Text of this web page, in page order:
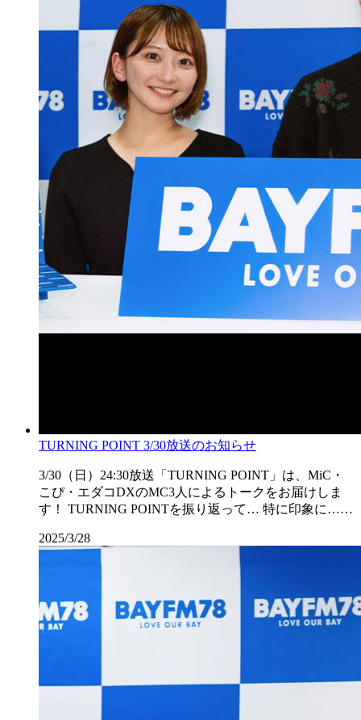
TURNING POINT 3/30放送のお知らせ
3/30（日）24:30放送「TURNING POINT」は、MiC・
こぴ・エダコDXのMC3人によるトークをお届けしま
す！ TURNING POINTを振り返って… 特に印象に……
2025/3/28